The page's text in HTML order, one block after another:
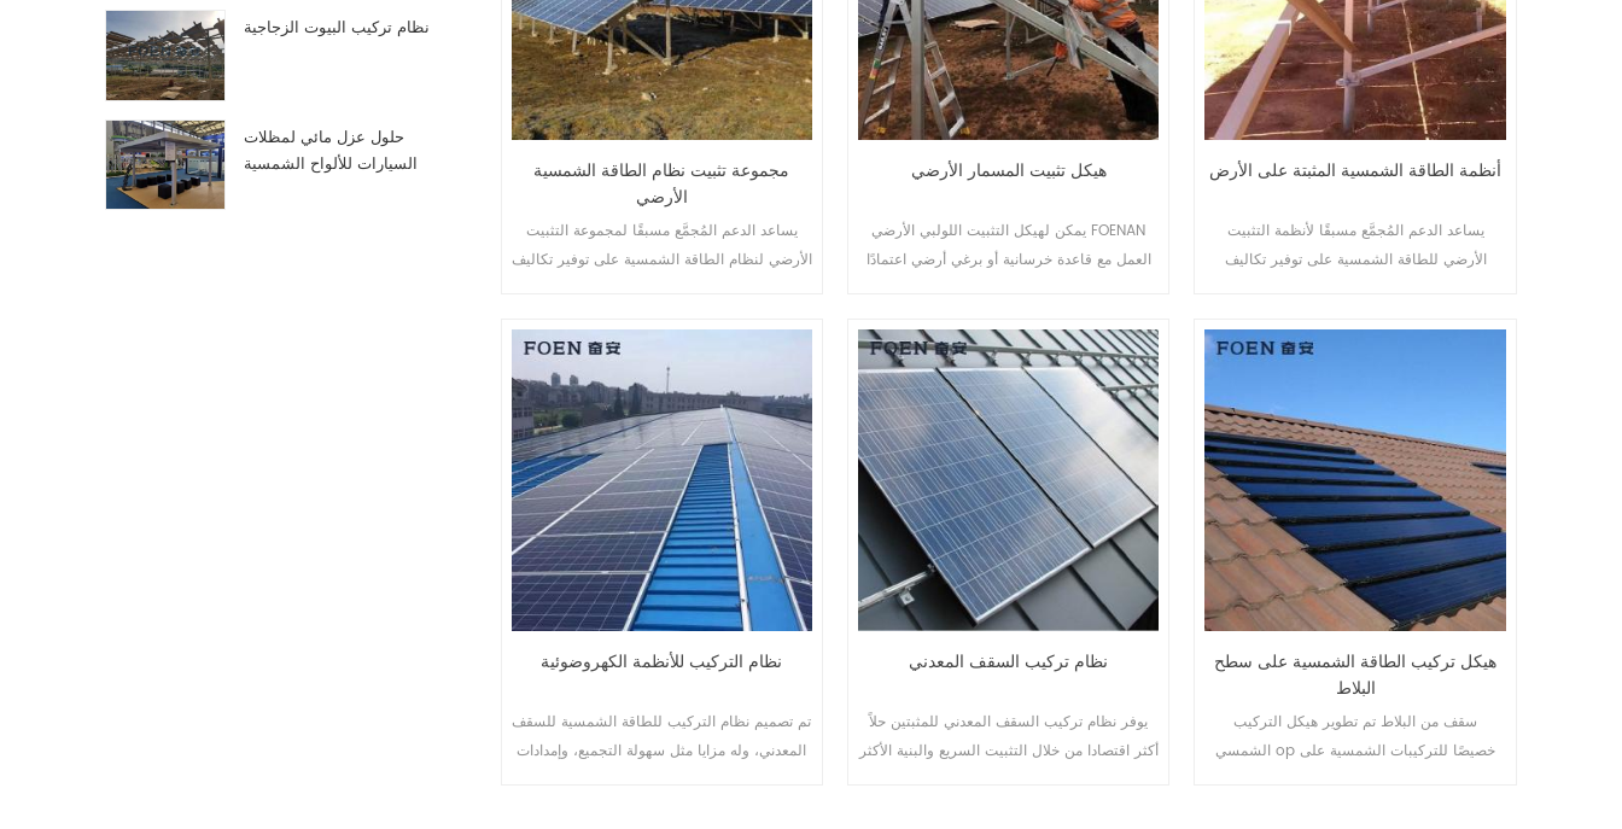
نظام تركيب البيوت الزجاجية
حلول عزل مائي لمظلات
السيارات للألواح الشمسية
مجموعة تثبيت نظام الطاقة الشمسية
الأرضي
يساعد الدعم المُجمَّع مسبقًا لمجموعة التثبيت
الأرضي لنظام الطاقة الشمسية على توفير تكاليف
هيكل تثبيت المسمار الأرضي
يمكن لهيكل التثبيت اللولبي الأرضي FOENAN
العمل مع قاعدة خرسانية أو برغي أرضي اعتمادًا
أنظمة الطاقة الشمسية المثبتة على الأرض
يساعد الدعم المُجمَّع مسبقًا لأنظمة التثبيت
الأرضي للطاقة الشمسية على توفير تكاليف
نظام التركيب للأنظمة الكهروضوئية
تم تصميم نظام التركيب للطاقة الشمسية للسقف
المعدني، وله مزايا مثل سهولة التجميع، وإمدادات
نظام تركيب السقف المعدني
يوفر نظام تركيب السقف المعدني للمثبتين حلاً
أكثر اقتصادا من خلال التثبيت السريع والبنية الأكثر
هيكل تركيب الطاقة الشمسية على سطح
البلاط
سقف من البلاط تم تطوير هيكل التركيب
الشمسي op خصيصًا للتركيبات الشمسية على